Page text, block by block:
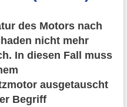
des Motors nach
nicht mehr
In diesen Fall muss
ausgetauscht
Begriff